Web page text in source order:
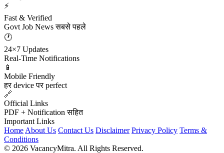
⚡
Fast & Verified
Govt Job News सबसे पहले
🕐
24×7 Updates
Real-Time Notifications
📱
Mobile Friendly
हर device पर perfect
🔗
Official Links
PDF + Notification सहित
Important Links
Home About Us Contact Us Disclaimer Privacy Policy Terms &
Conditions
© 2026 VacancyMitra. All Rights Reserved.